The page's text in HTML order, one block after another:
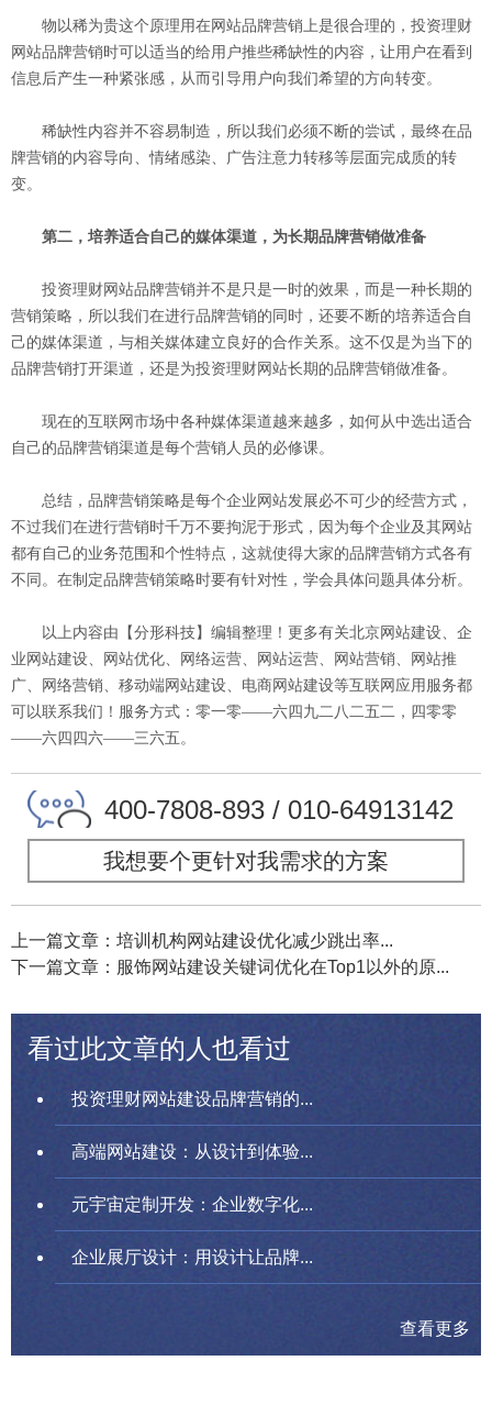
物以稀为贵这个原理用在网站品牌营销上是很合理的，投资理财
网站品牌营销时可以适当的给用户推些稀缺性的内容，让用户在看到
信息后产生一种紧张感，从而引导用户向我们希望的方向转变。
稀缺性内容并不容易制造，所以我们必须不断的尝试，最终在品
牌营销的内容导向、情绪感染、广告注意力转移等层面完成质的转
变。
第二，培养适合自己的媒体渠道，为长期品牌营销做准备
投资理财网站品牌营销并不是只是一时的效果，而是一种长期的
营销策略，所以我们在进行品牌营销的同时，还要不断的培养适合自
己的媒体渠道，与相关媒体建立良好的合作关系。这不仅是为当下的
品牌营销打开渠道，还是为投资理财网站长期的品牌营销做准备。
现在的互联网市场中各种媒体渠道越来越多，如何从中选出适合
自己的品牌营销渠道是每个营销人员的必修课。
总结，品牌营销策略是每个企业网站发展必不可少的经营方式，
不过我们在进行营销时千万不要拘泥于形式，因为每个企业及其网站
都有自己的业务范围和个性特点，这就使得大家的品牌营销方式各有
不同。在制定品牌营销策略时要有针对性，学会具体问题具体分析。
以上内容由【分形科技】编辑整理！更多有关北京网站建设、企
业网站建设、网站优化、网络运营、网站运营、网站营销、网站推
广、网络营销、移动端网站建设、电商网站建设等互联网应用服务都
可以联系我们！服务方式：零一零——六四九二八二五二，四零零
——六四四六——三六五。
400-7808-893 / 010-64913142
我想要个更针对我需求的方案
上一篇文章：培训机构网站建设优化减少跳出率...
下一篇文章：服饰网站建设关键词优化在Top1以外的原...
看过此文章的人也看过
投资理财网站建设品牌营销的...
高端网站建设：从设计到体验...
元宇宙定制开发：企业数字化...
企业展厅设计：用设计让品牌...
查看更多